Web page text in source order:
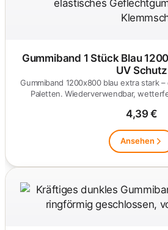
Gummiband 1 Stück Blau
UV Schutz
Gummiband 1200x800 blau extra stark
Paletten. Wiederverwendbar,
4,39 €
Ansehen